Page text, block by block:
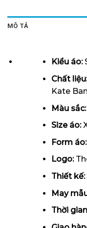
MÔ TẢ
Kiểu áo:
Chất liệu:
Kate
Màu sắc:
Size áo:
Formáo:
Logo:
Thiết kế:
May
Thời